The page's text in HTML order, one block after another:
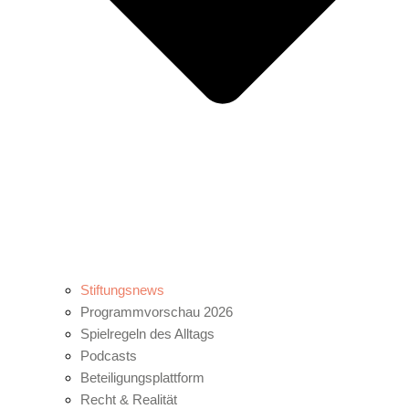
Stiftungsnews
Programmvorschau 2026
Spielregeln des Alltags
Podcasts
Beteiligungsplattform
Recht & Realität